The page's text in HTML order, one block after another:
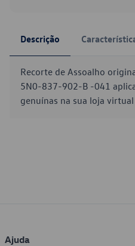
Descrição
Recorte de Assoalho
5N0-837-902-B -041
genuínas na sua loja
Ajuda